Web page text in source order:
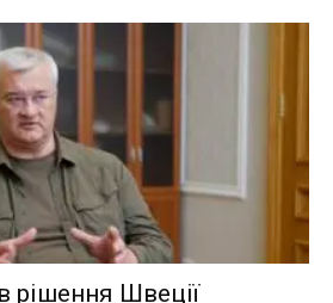
рішення Швеції